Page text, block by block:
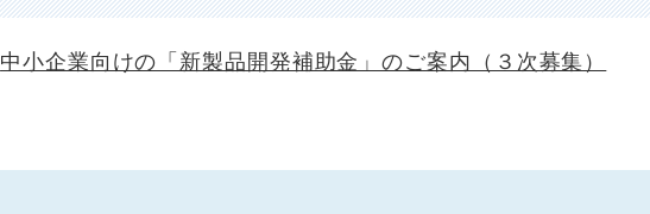
中小企業向けの「新製品開発補助金」のご案内（３次募集）